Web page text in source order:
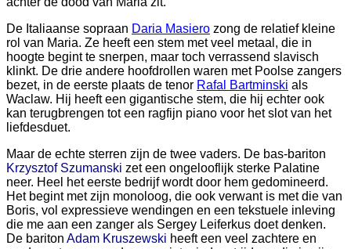
De Italiaanse sopraan Daria Masiero zong de relatief kleine
rol van Maria. Ze heeft een stem met veel metaal, die in
hoogte begint te snerpen, maar toch verrassend slavisch
klinkt. De drie andere hoofdrollen waren met Poolse zangers
bezet, in de eerste plaats de tenor Rafal Bartminski als
Waclaw. Hij heeft een gigantische stem, die hij echter ook
kan terugbrengen tot een ragfijn piano voor het slot van het
liefdesduet.
Maar de echte sterren zijn de twee vaders. De bas-bariton
Krzysztof Szumanski zet een ongelooflijk sterke Palatine
neer. Heel het eerste bedrijf wordt door hem gedomineerd.
Het begint met zijn monoloog, die ook verwant is met die van
Boris, vol expressieve wendingen en een tekstuele inleving
die me aan een zanger als Sergey Leiferkus doet denken.
De bariton Adam Kruszewski heeft een veel zachtere en